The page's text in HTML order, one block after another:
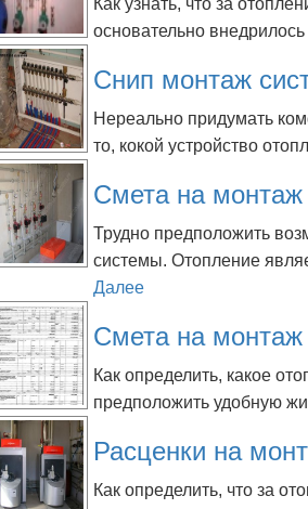
Как узнать, что за
основательно
Снип монтаж
Нереально придумать
то, кокой устройство
Смета на монтаж
Трудно предположить
системы. Отопление
Далее
Смета на монтаж
Как определить, какое
предположить удобную
Расценки на
Как определить, что за